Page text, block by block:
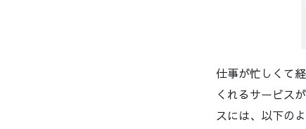
仕事が忙しくて
くれるサービス
スには、以下の